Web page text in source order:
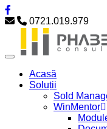
0721.019.979
Acasă
Soluții
Sold
WinMentor